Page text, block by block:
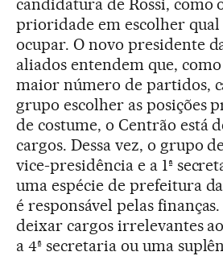
candidatura de Rossi, como
prioridade em escolher
ocupar. O novo presidente
aliados entendem que,
maior número de partidos,
grupo escolher as posições
de costume, o Centrão está
cargos. Dessa vez, o grupo
vice-presidência e a 1ª
uma espécie de prefeitura
é responsável pelas
deixar cargos irrelevantes
a 4ª secretaria ou uma